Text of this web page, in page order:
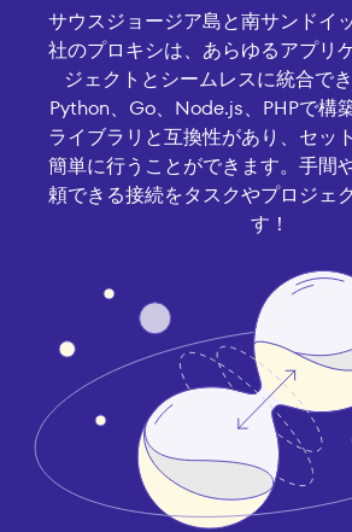
サウスジョージア島と南サンドイ
社のプロキシは、あらゆるアプリ
ジェクトとシームレスに統合でき
Python、Go、Node.js、PHPで構
ライブラリと互換性があり、セッ
簡単に行うことができます。手間
頼できる接続をタスクやプロジェ
す！